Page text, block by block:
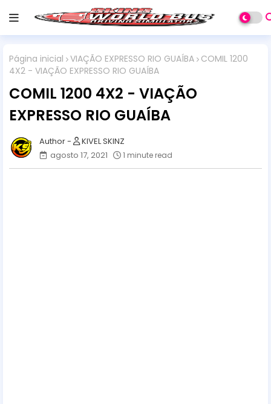
Página inicial VIAÇÃO EXPRESSO RIO GUAÍBA COMIL 1200
4X2 - VIAÇÃO EXPRESSO RIO GUAÍBA
COMIL 1200 4X2 - VIAÇÃO
EXPRESSO RIO GUAÍBA
KIVEL SKINZ
agosto 17, 2021
1 minute read